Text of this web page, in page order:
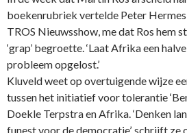
boekenrubriek vertelde Peter Hermes
TROS Nieuwsshow, me dat Ros hem
‘grap’ begroette. ‘Laat Afrika een
probleem opgelost.’
Kluveld weet op overtuigende wijze
tussen het initiatief voor tolerantie
Doekle Terpstra en Afrika. ‘Denken
funest voor de democratie’, schrijft ze